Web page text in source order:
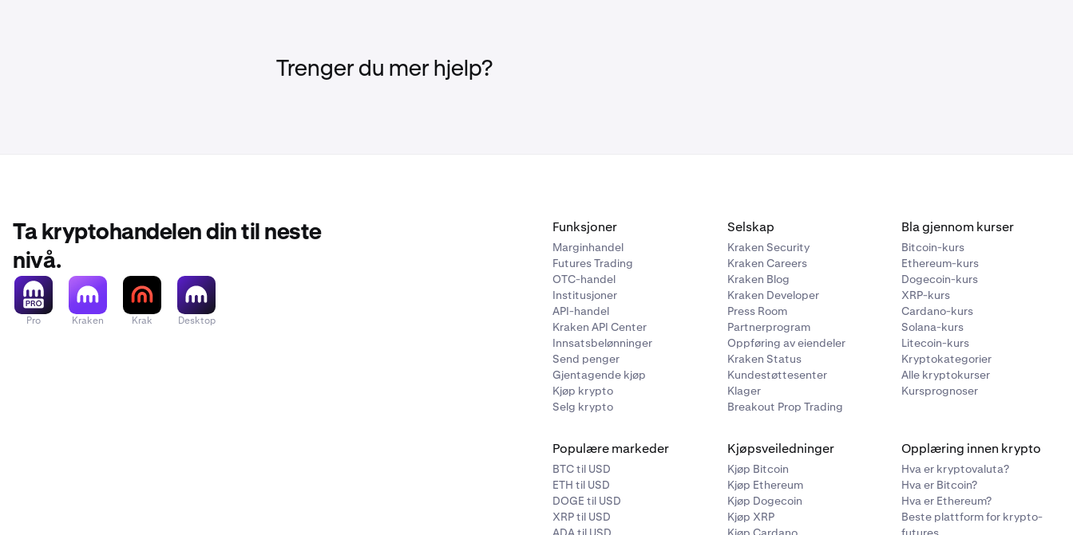
Trenger du mer hjelp?
Ta kryptohandelen din til neste
nivå.
Pro Kraken Krak Desktop
Funksjoner
Marginhandel
Futures Trading
OTC-handel
Institusjoner
API-handel
Kraken API Center
Innsatsbelønninger
Send penger
Gjentagende kjøp
Kjøp krypto
Selg krypto
Selskap
Kraken Security
Kraken Careers
Kraken Blog
Kraken Developer
Press Room
Partnerprogram
Oppføring av eiendeler
Kraken Status
Kundestøttesenter
Klager
Breakout Prop Trading
Bla gjennom kurser
Bitcoin-kurs
Ethereum-kurs
Dogecoin-kurs
XRP-kurs
Cardano-kurs
Solana-kurs
Litecoin-kurs
Kryptokategorier
Alle kryptokurser
Kursprognoser
Populære markeder
BTC til USD
ETH til USD
DOGE til USD
XRP til USD
Kjøpsveiledninger
Kjøp Bitcoin
Kjøp Ethereum
Kjøp Dogecoin
Kjøp XRP
Opplæring innen krypto
Hva er kryptovaluta?
Hva er Bitcoin?
Hva er Ethereum?
Beste plattform for krypto-